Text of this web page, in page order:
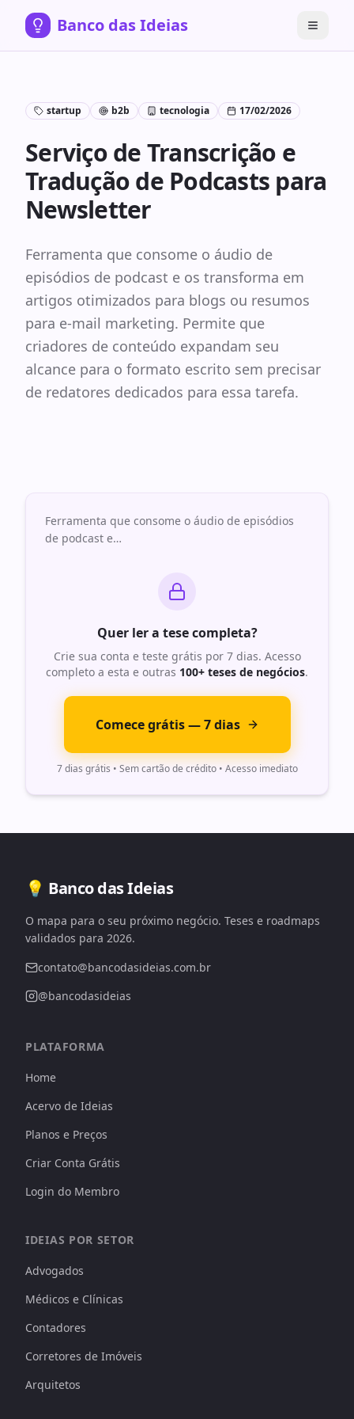
Banco das Ideias
startup b2b tecnologia 17/02/2026
Serviço de Transcrição e
Tradução de Podcasts para
Newsletter
Ferramenta que consome o áudio de
episódios de podcast e os transforma em
artigos otimizados para blogs ou resumos
para e-mail marketing. Permite que
criadores de conteúdo expandam seu
alcance para o formato escrito sem precisar
de redatores dedicados para essa tarefa.
Ferramenta que consome o áudio de episódios
de podcast e…
Quer ler a tese completa?
Crie sua conta e teste grátis por 7 dias. Acesso
completo a esta e outras 100+ teses de negócios.
Comece grátis — 7 dias
7 dias grátis • Sem cartão de crédito • Acesso imediato
💡 Banco das Ideias
O mapa para o seu próximo negócio. Teses e roadmaps
validados para 2026.
contato@bancodasideias.com.br
@bancodasideias
PLATAFORMA
Home
Acervo de Ideias
Planos e Preços
Criar Conta Grátis
Login do Membro
IDEIAS POR SETOR
Advogados
Médicos e Clínicas
Contadores
Corretores de Imóveis
Arquitetos